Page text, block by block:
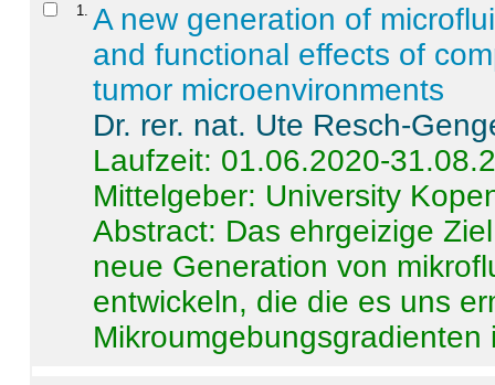
1
A new generation of
and functional effects of
tumor microenvironments
Dr. rer. nat. Ute Resch-
Laufzeit: 01.06.2020-
Mittelgeber: University
Abstract: Das ehrgeizige
neue Generation von
entwickeln, die die es uns
Mikroumgebungsgradienten